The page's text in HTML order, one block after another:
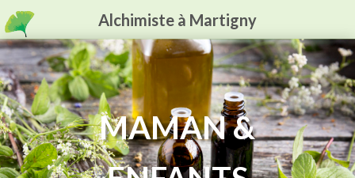
MAMAN &
Alchimiste à Martigny